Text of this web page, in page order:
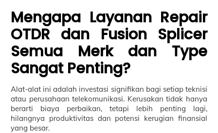
Mengapa Layanan Repair
OTDR dan Fusion Splicer
Semua Merk dan Type
Sangat Penting?
Alat-alat ini adalah investasi signifikan bagi setiap teknisi
atau perusahaan telekomunikasi. Kerusakan tidak hanya
berarti biaya perbaikan, tetapi lebih penting lagi,
hilangnya produktivitas dan potensi kerugian finansial
yang besar.